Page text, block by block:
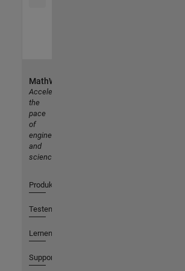
MathWorks
Accelerating
the
pace
of
engineering
and
science
Produkte
Testen oder Kaufen
Lernen
Support